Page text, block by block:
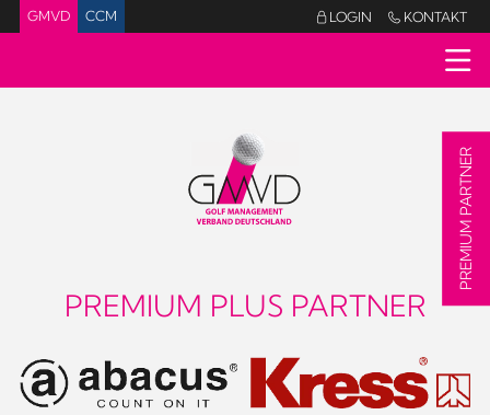
GMVD CCM LOGIN  KONTAKT
PREMIUM PLUS PARTNER
PREMIUM PARTNER